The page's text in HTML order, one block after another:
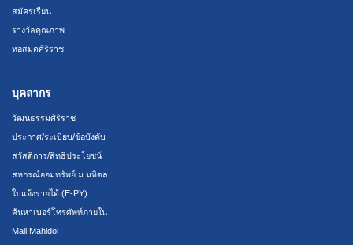
สมัครเรียน
รางวัลคุณภาพ
หอสมุดศิริราช
บุคลากร
วัฒนธรรมศิริราช
ประกาศ/ระเบียบ/ข้อบังคับ
สวัสดิการ/สิทธิประโยชน์
สหกรณ์ออมทรัพย์ ม.มหิดล
ใบแจ้งรายได้ (E-PY)
ค้นหาเบอร์โทรศัพท์ภายใน
Mail Mahidol